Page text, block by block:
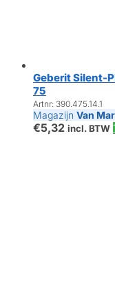
Geberit Silent-
75
Artnr: 390.475.14.1
Magazijn Van
€5,32 incl. BTW